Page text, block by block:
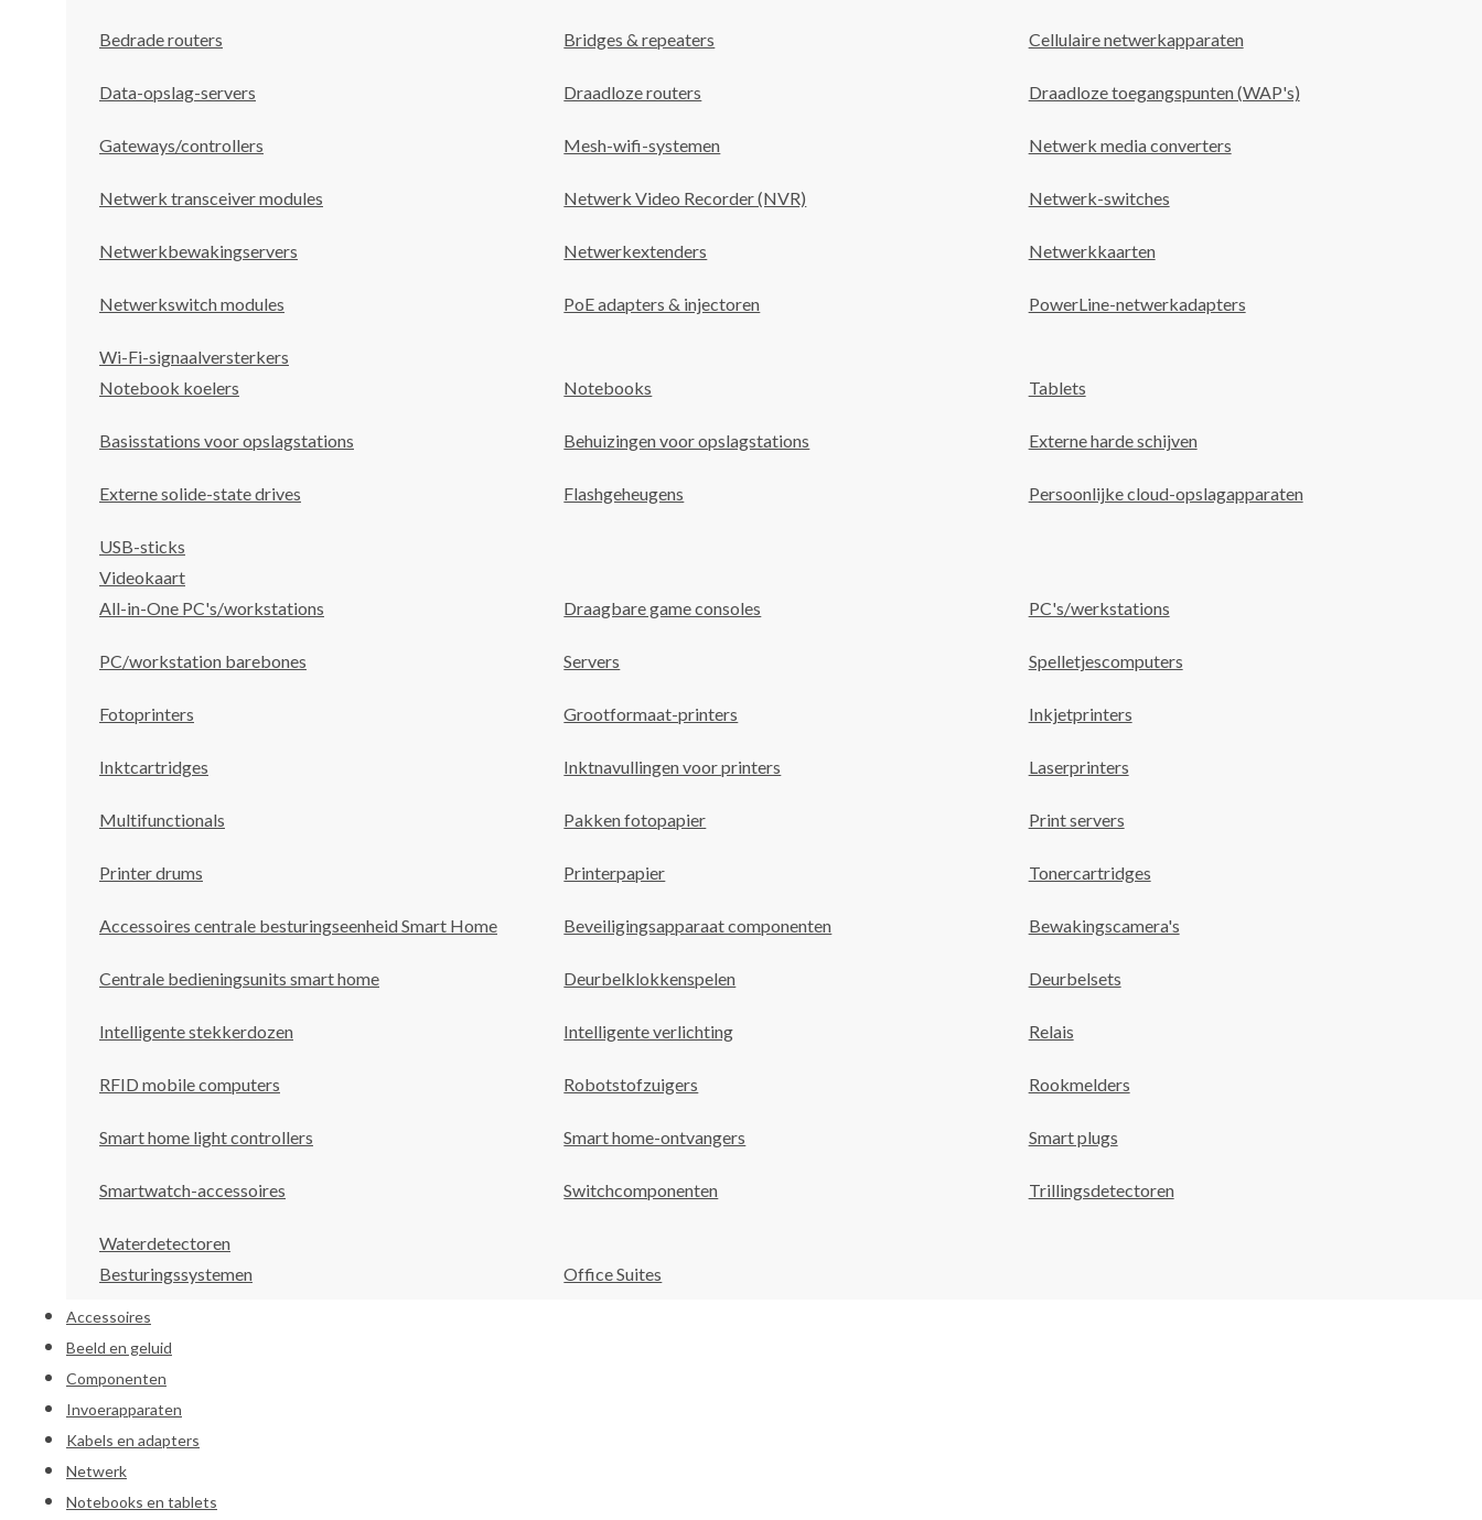
Bedrade routers Bridges & repeaters Cellulaire netwerkapparaten
Data-opslag-servers Draadloze routers Draadloze toegangspunten (WAP's)
Gateways/controllers Mesh-wifi-systemen Netwerk media converters
Netwerk transceiver modules Netwerk Video Recorder (NVR) Netwerk-switches
Netwerkbewakingservers Netwerkextenders Netwerkkaarten
Netwerkswitch modules PoE adapters & injectoren PowerLine-netwerkadapters
Wi-Fi-signaalversterkers
Notebook koelers
Notebooks Tablets
Basisstations voor opslagstations Behuizingen voor opslagstations Externe harde schijven
Externe solide-state drives Flashgeheugens Persoonlijke cloud-opslagapparaten
USB-sticks
Videokaart
All-in-One PC's/workstations
Draagbare game consoles PC's/werkstations
PC/workstation barebones Servers Spelletjescomputers
Fotoprinters Grootformaat-printers Inkjetprinters
Inktcartridges Inktnavullingen voor printers Laserprinters
Multifunctionals Pakken fotopapier Print servers
Printer drums Printerpapier Tonercartridges
Accessoires centrale besturingseenheid Smart Home Beveiligingsapparaat componenten Bewakingscamera's
Centrale bedieningsunits smart home Deurbelklokkenspelen Deurbelsets
Intelligente stekkerdozen Intelligente verlichting Relais
RFID mobile computers Robotstofzuigers Rookmelders
Smart home light controllers Smart home-ontvangers Smart plugs
Smartwatch-accessoires Switchcomponenten Trillingsdetectoren
Waterdetectoren
Besturingssystemen
Office Suites
Accessoires
Beeld en geluid
Componenten
Invoerapparaten
Kabels en adapters
Netwerk
Notebooks en tablets